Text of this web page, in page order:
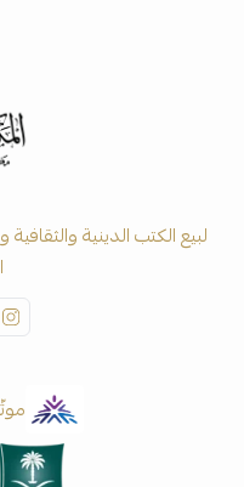
لبيع الكتب الدينية والثقافية